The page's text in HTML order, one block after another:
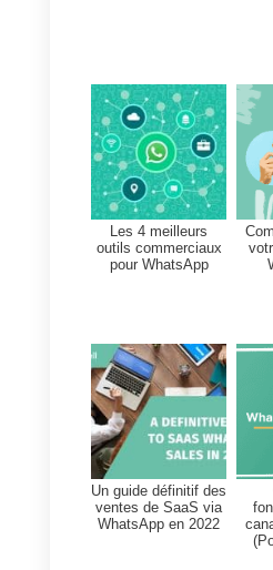
Si vous
fonction,
toujours
le
pour recevoir
risquez de
car considéré
WhatsApp,
rapports
décider de